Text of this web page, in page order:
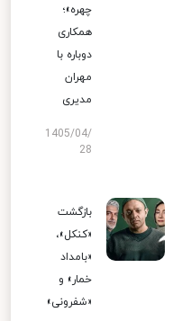
چهره»؛
همکاری
دوباره با
مهران
مدیری
1405/04/
28
بازگشت
«کنکل»،
«بامداد
خمار» و
«شفرونی»